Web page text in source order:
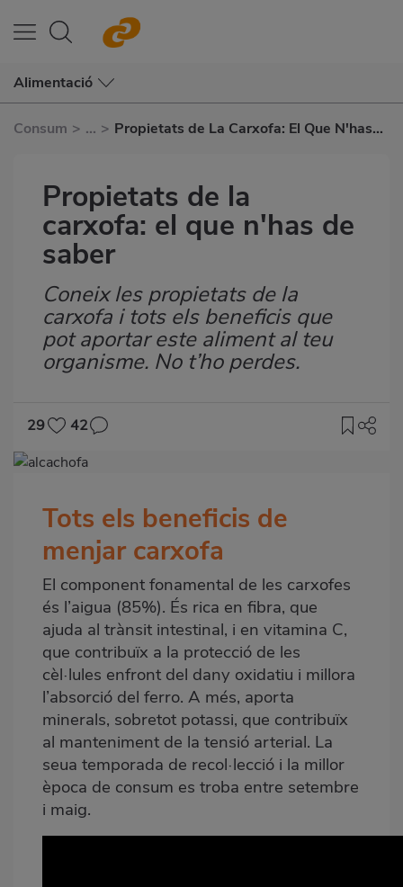
Alimentació
Consum > ... > Propietats de La Carxofa: El Que N'has
Propietats de la
carxofa: el que n'has de
saber
Subtítulo
Coneix les propietats de la
carxofa i tots els beneficis que
pot aportar este aliment al teu
organisme. No t’ho perdes.
29
42
Imagen
Body
Tots els beneficis de
menjar carxofa
El component fonamental de les carxofes
és l’aigua (85%). És rica en fibra, que
ajuda al trànsit intestinal, i en vitamina C,
que contribuïx a la protecció de les
cèl·lules enfront del dany oxidatiu i millora
l’absorció del ferro. A més, aporta
minerals, sobretot potassi, que contribuïx
al manteniment de la tensió arterial. La
seua temporada de recol·lecció i la millor
època de consum es troba entre setembre
i maig.